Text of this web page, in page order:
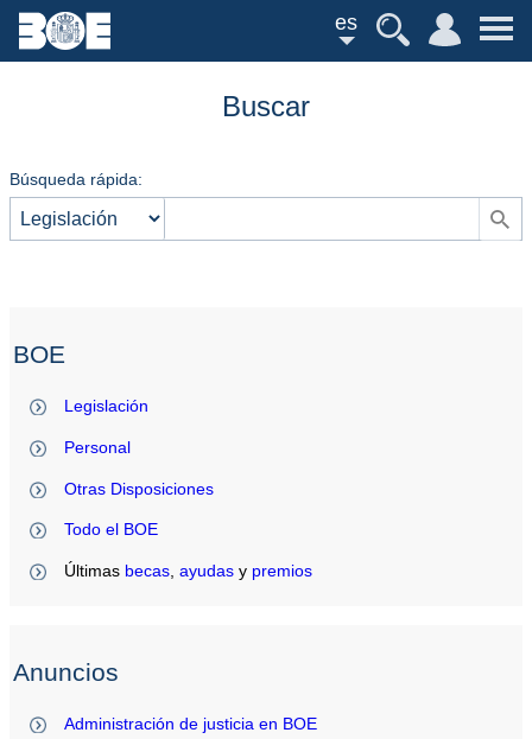
es
Buscar
Búsqueda rápida:
BOE
Legislación
Personal
Otras Disposiciones
Todo el BOE
Últimas becas ,ayudas y premios
Anuncios
Administración de justicia en BOE